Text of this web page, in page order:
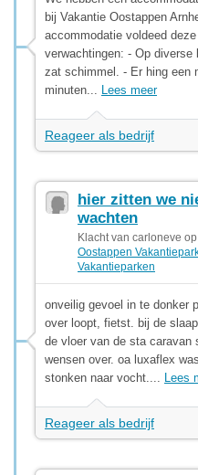
bij Vakantie Oostappen
accommodatie voldeed
verwachtingen: - Op diverse
zat schimmel. - Er hing een
minuten... Lees meer
Reageer als bedrijf
hier zitten we
wachten
Klacht van carloneve
Oostappen
Vakantieparken
onveilig gevoel in te donker
over loopt, fietst. bij de
de vloer van de sta caravan
wensen over. oa luxaflex
stonken naar vocht.... Lees
Reageer als bedrijf